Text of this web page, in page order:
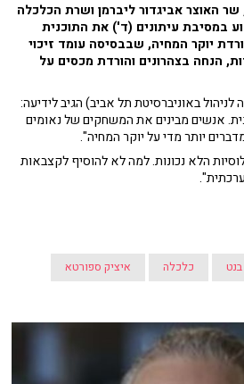
האוצר אביגדור ליברמן ושרת הכלכלה
במסיבת עיתונים (ד') את התוכנית
יוקר המחיה, שבבסיסה עומד זיכוי
הנחה בצהרונים והורדת מכסים על
באוניברסיטת תל אביב) הגיב לידיעה:
אנשים מבינים את המשחקים של נאומים
יותר מדי על יוקר המחיה".
הלא נכונות. למה לא להוסיף לקצבאות
כלכלה איציק ספורטא